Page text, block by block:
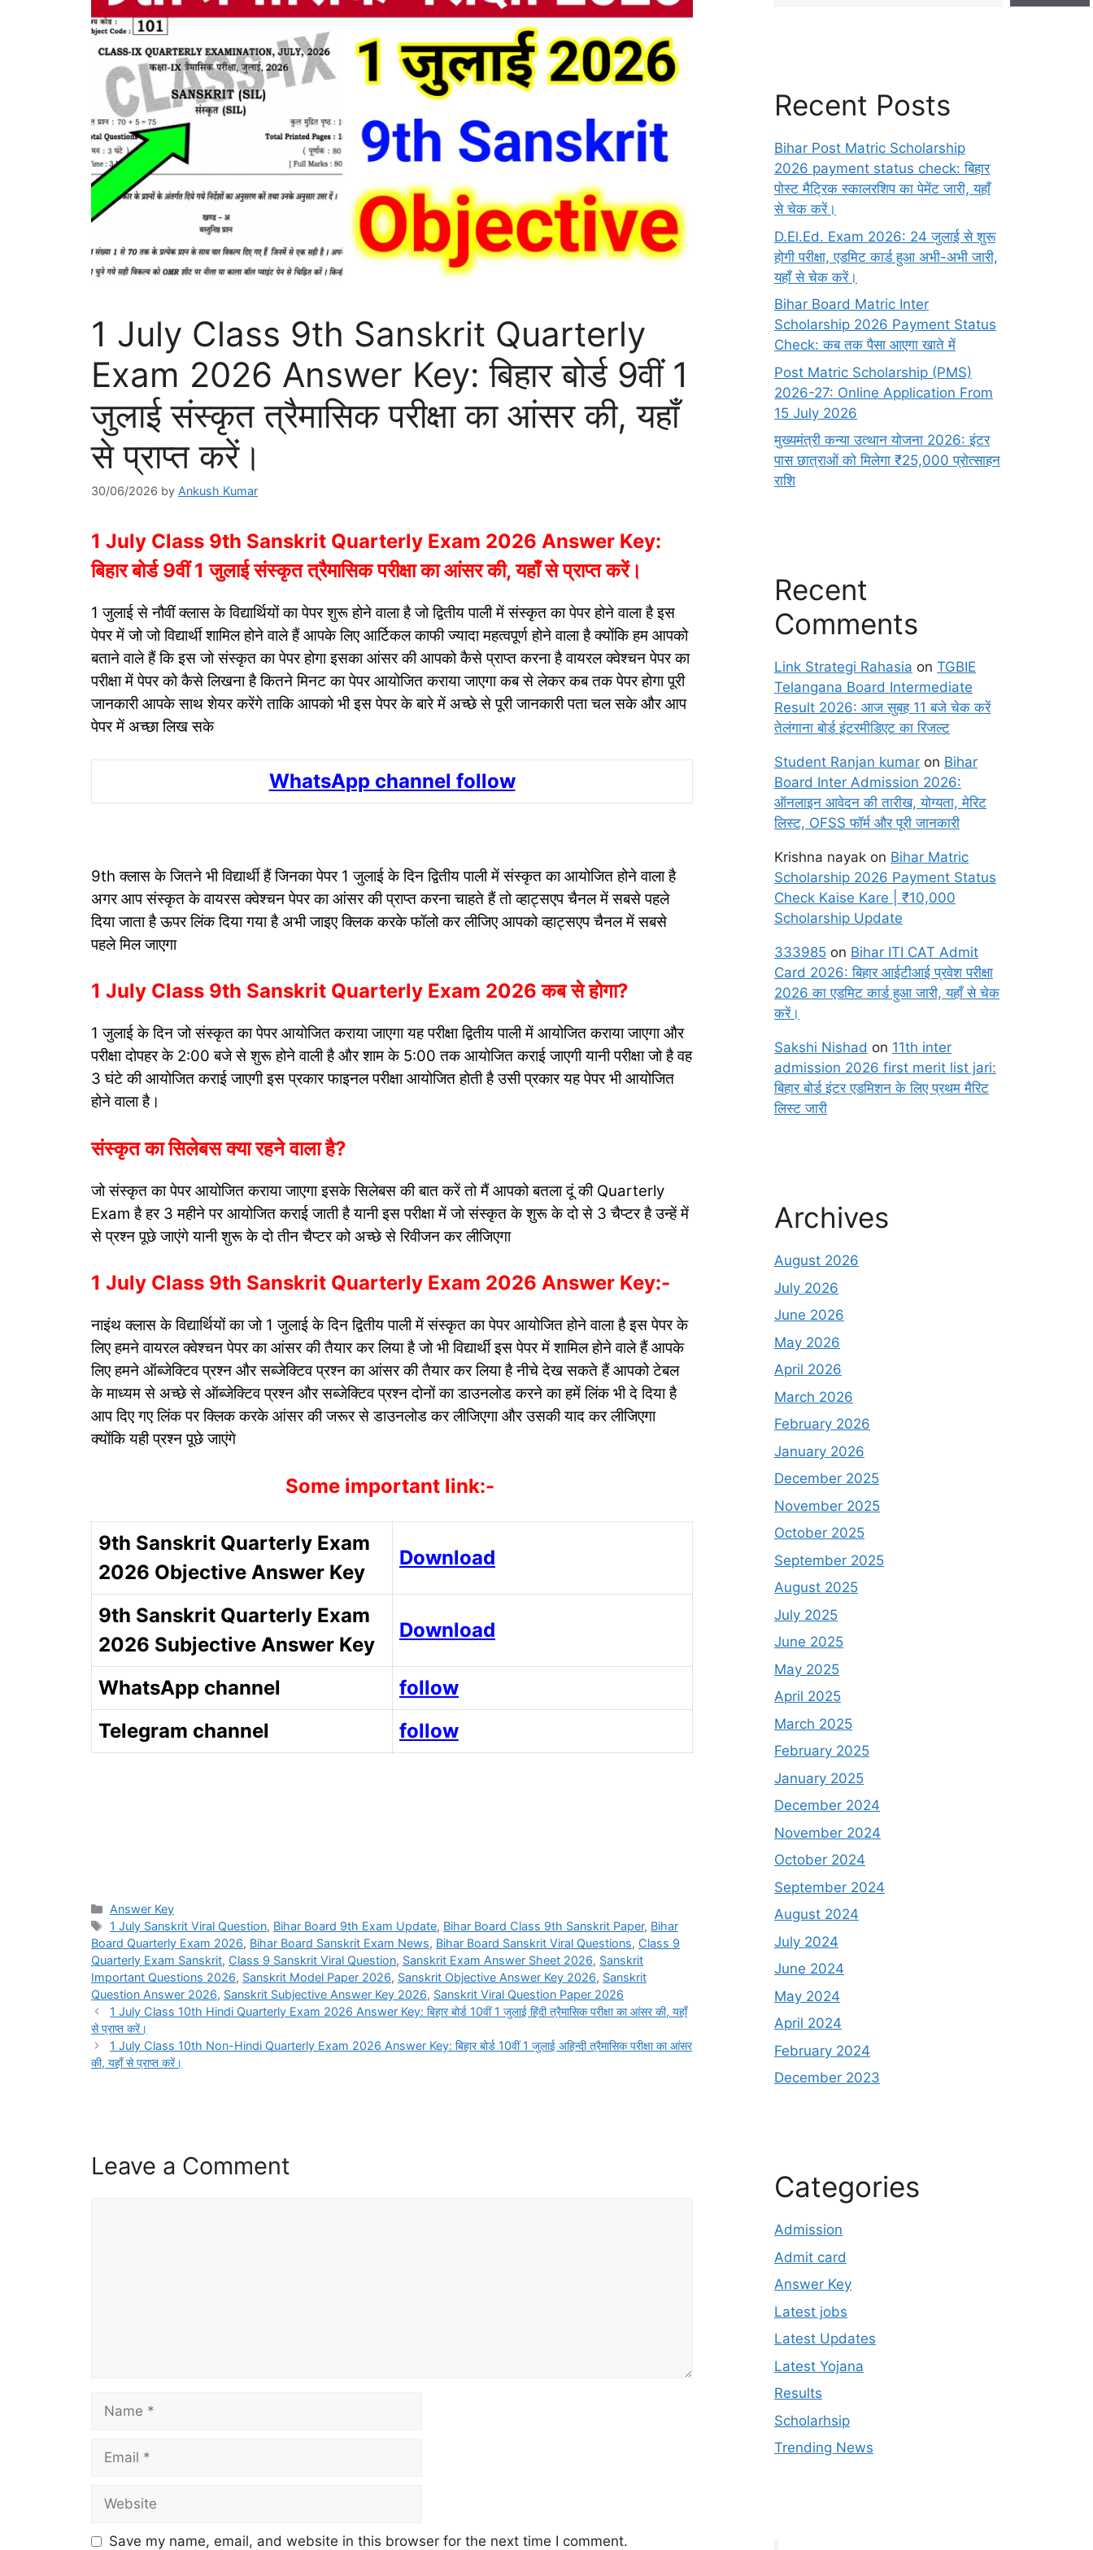
1 July Class 9th Sanskrit Quarterly
Exam 2026 Answer Key: बिहार बोर्ड 9वीं 1
जुलाई संस्कृत त्रैमासिक परीक्षा का आंसर की, यहाँ
से प्राप्त करें।
30/06/2026 by Ankush Kumar
1 July Class 9th Sanskrit Quarterly Exam 2026 Answer Key:
बिहार बोर्ड 9वीं 1 जुलाई संस्कृत त्रैमासिक परीक्षा का आंसर की, यहाँ से प्राप्त करें।
1 जुलाई से नौवीं क्लास के विद्यार्थियों का पेपर शुरू होने वाला है जो द्वितीय पाली में संस्कृत का पेपर होने वाला है इस
पेपर में जो जो विद्यार्थी शामिल होने वाले हैं आपके लिए आर्टिकल काफी ज्यादा महत्वपूर्ण होने वाला है क्योंकि हम आपको
बताने वाले हैं कि इस जो संस्कृत का पेपर होगा इसका आंसर की आपको कैसे प्राप्त करना है वायरल क्वेश्चन पेपर का
परीक्षा में पेपर को कैसे लिखना है कितने मिनट का पेपर आयोजित कराया जाएगा कब से लेकर कब तक पेपर होगा पूरी
जानकारी आपके साथ शेयर करेंगे ताकि आपको भी इस पेपर के बारे में अच्छे से पूरी जानकारी पता चल सके और आप
पेपर में अच्छा लिख सके
WhatsApp channel follow
9th क्लास के जितने भी विद्यार्थी हैं जिनका पेपर 1 जुलाई के दिन द्वितीय पाली में संस्कृत का आयोजित होने वाला है
अगर आप संस्कृत के वायरस क्वेश्चन पेपर का आंसर की प्राप्त करना चाहते हैं तो व्हाट्सएप चैनल में सबसे पहले
दिया जाता है ऊपर लिंक दिया गया है अभी जाइए क्लिक करके फॉलो कर लीजिए आपको व्हाट्सएप चैनल में सबसे
पहले मिल जाएगा
1 July Class 9th Sanskrit Quarterly Exam 2026 कब से होगा?
1 जुलाई के दिन जो संस्कृत का पेपर आयोजित कराया जाएगा यह परीक्षा द्वितीय पाली में आयोजित कराया जाएगा और
परीक्षा दोपहर के 2:00 बजे से शुरू होने वाली है और शाम के 5:00 तक आयोजित कराई जाएगी यानी परीक्षा जो है वह
3 घंटे की आयोजित कराई जाएगी इस प्रकार फाइनल परीक्षा आयोजित होती है उसी प्रकार यह पेपर भी आयोजित
होने वाला है।
संस्कृत का सिलेबस क्या रहने वाला है?
जो संस्कृत का पेपर आयोजित कराया जाएगा इसके सिलेबस की बात करें तो मैं आपको बतला दूं की Quarterly
Exam है हर 3 महीने पर आयोजित कराई जाती है यानी इस परीक्षा में जो संस्कृत के शुरू के दो से 3 चैप्टर है उन्हें में
से प्रश्न पूछे जाएंगे यानी शुरू के दो तीन चैप्टर को अच्छे से रिवीजन कर लीजिएगा
1 July Class 9th Sanskrit Quarterly Exam 2026 Answer Key:-
नाइंथ क्लास के विद्यार्थियों का जो 1 जुलाई के दिन द्वितीय पाली में संस्कृत का पेपर आयोजित होने वाला है इस पेपर के
लिए हमने वायरल क्वेश्चन पेपर का आंसर की तैयार कर लिया है जो भी विद्यार्थी इस पेपर में शामिल होने वाले हैं आपके
लिए हमने ऑब्जेक्टिव प्रश्न और सब्जेक्टिव प्रश्न का आंसर की तैयार कर लिया है नीचे देख सकते हैं आपको टेबल
के माध्यम से अच्छे से ऑब्जेक्टिव प्रश्न और सब्जेक्टिव प्रश्न दोनों का डाउनलोड करने का हमें लिंक भी दे दिया है
आप दिए गए लिंक पर क्लिक करके आंसर की जरूर से डाउनलोड कर लीजिएगा और उसकी याद कर लीजिएगा
क्योंकि यही प्रश्न पूछे जाएंगे
Some important link:-
9th Sanskrit Quarterly Exam
2026 Objective Answer Key
Download
9th Sanskrit Quarterly Exam
2026 Subjective Answer Key
Download
WhatsApp channel
follow
Telegram channel
follow
Categories
Answer Key
Tags
1 July Sanskrit Viral Question, Bihar Board 9th Exam Update, Bihar Board Class 9th Sanskrit Paper, Bihar
Board Quarterly Exam 2026, Bihar Board Sanskrit Exam News, Bihar Board Sanskrit Viral Questions, Class 9
Quarterly Exam Sanskrit, Class 9 Sanskrit Viral Question, Sanskrit Exam Answer Sheet 2026, Sanskrit
Important Questions 2026, Sanskrit Model Paper 2026, Sanskrit Objective Answer Key 2026, Sanskrit
Question Answer 2026, Sanskrit Subjective Answer Key 2026, Sanskrit Viral Question Paper 2026
1 July Class 10th Hindi Quarterly Exam 2026 Answer Key: बिहार बोर्ड 10वीं 1 जुलाई हिंदी त्रैमासिक परीक्षा का आंसर की, यहाँ
से प्राप्त करें।
1 July Class 10th Non-Hindi Quarterly Exam 2026 Answer Key: बिहार बोर्ड 10वीं 1 जुलाई अहिन्दी त्रैमासिक परीक्षा का आंसर
की, यहाँ से प्राप्त करें।
Leave a Comment
Save my name, email, and website in this browser for the next time I comment.
Recent Posts
Bihar Post Matric Scholarship
2026 payment status check: बिहार
पोस्ट मैट्रिक स्कालरशिप का पेमेंट जारी, यहाँ
से चेक करें।
D.El.Ed. Exam 2026: 24 जुलाई से शुरू
होगी परीक्षा, एडमिट कार्ड हुआ अभी-अभी जारी,
यहाँ से चेक करें।
Bihar Board Matric Inter
Scholarship 2026 Payment Status
Check: कब तक पैसा आएगा खाते में
Post Matric Scholarship (PMS)
2026-27: Online Application From
15 July 2026
मुख्यमंत्री कन्या उत्थान योजना 2026: इंटर
पास छात्राओं को मिलेगा ₹25,000 प्रोत्साहन
राशि
Recent
Comments
Link Strategi Rahasia on TGBIE
Telangana Board Intermediate
Result 2026: आज सुबह 11 बजे चेक करें
तेलंगाना बोर्ड इंटरमीडिएट का रिजल्ट
Student Ranjan kumar on Bihar
Board Inter Admission 2026:
ऑनलाइन आवेदन की तारीख, योग्यता, मेरिट
लिस्ट, OFSS फॉर्म और पूरी जानकारी
Krishna nayak on Bihar Matric
Scholarship 2026 Payment Status
Check Kaise Kare | ₹10,000
Scholarship Update
333985 on Bihar ITI CAT Admit
Card 2026: बिहार आईटीआई प्रवेश परीक्षा
2026 का एडमिट कार्ड हुआ जारी, यहाँ से चेक
करें।
Sakshi Nishad on 11th inter
admission 2026 first merit list jari:
बिहार बोर्ड इंटर एडमिशन के लिए प्रथम मैरिट
लिस्ट जारी
Archives
August 2026
July 2026
June 2026
May 2026
April 2026
March 2026
February 2026
January 2026
December 2025
November 2025
October 2025
September 2025
August 2025
July 2025
June 2025
May 2025
April 2025
March 2025
February 2025
January 2025
December 2024
November 2024
October 2024
September 2024
August 2024
July 2024
June 2024
May 2024
April 2024
February 2024
December 2023
Categories
Admission
Admit card
Answer Key
Latest jobs
Latest Updates
Latest Yojana
Results
Scholarhsip
Trending News